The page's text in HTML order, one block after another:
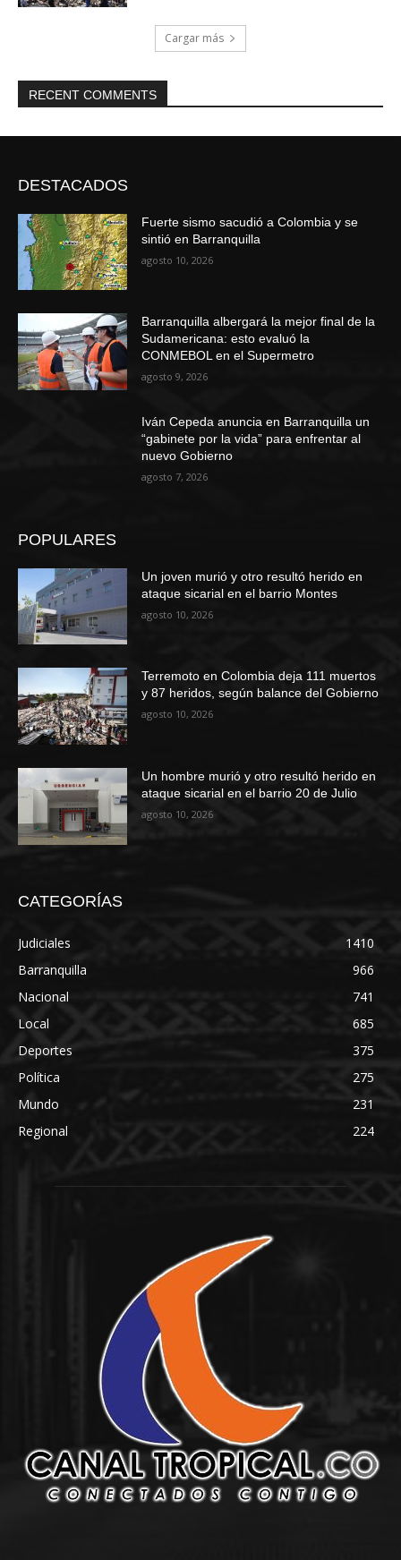
Cargar más
RECENT COMMENTS
DESTACADOS
Fuerte sismo sacudió a Colombia y se
sintió en Barranquilla
agosto 10, 2026
Barranquilla albergará la mejor final de la
Sudamericana: esto evaluó la
CONMEBOL en el Supermetro
agosto 9, 2026
Iván Cepeda anuncia en Barranquilla un
“gabinete por la vida” para enfrentar al
nuevo Gobierno
agosto 7, 2026
POPULARES
Un joven murió y otro resultó herido en
ataque sicarial en el barrio Montes
agosto 10, 2026
Terremoto en Colombia deja 111 muertos
y 87 heridos, según balance del Gobierno
agosto 10, 2026
Un hombre murió y otro resultó herido en
ataque sicarial en el barrio 20 de Julio
agosto 10, 2026
CATEGORÍAS
Judiciales
1410
Barranquilla
966
Nacional
741
Local
685
Deportes
375
Política
275
Mundo
231
Regional
224